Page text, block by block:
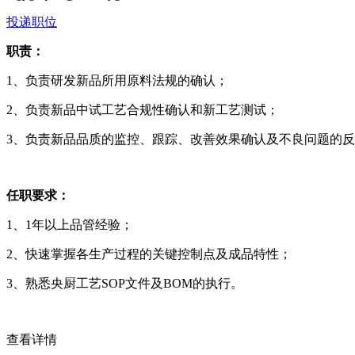
投递职位
职责：
1、负责研发新品所用原料法规的确认；
2、负责新品中试工艺合规性确认和新工艺测试；
3、负责新品品质的监控、跟踪、改善效果确认及不良问题的
任职要求：
1、1年以上品管经验；
2、快速掌握各生产过程的关键控制点及成品特性；
3、熟悉央厨工艺SOP文件及BOM的执行。
查看详情